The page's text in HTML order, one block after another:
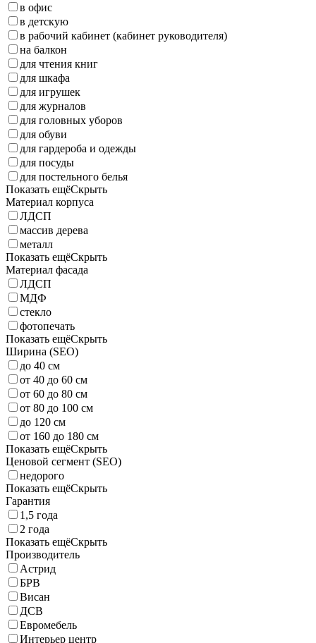
в офис
в детскую
в рабочий кабинет (кабинет руководителя)
на балкон
для чтения книг
для шкафа
для игрушек
для журналов
для головных уборов
для обуви
для гардероба и одежды
для посуды
для постельного белья
Показать ещёСкрыть
Материал корпуса
ЛДСП
массив дерева
металл
Показать ещёСкрыть
Материал фасада
ЛДСП
МДФ
стекло
фотопечать
Показать ещёСкрыть
Ширина (SEO)
до 40 см
от 40 до 60 см
от 60 до 80 см
от 80 до 100 см
до 120 см
от 160 до 180 см
Показать ещёСкрыть
Ценовой сегмент (SEO)
недорого
Показать ещёСкрыть
Гарантия
1,5 года
2 года
Показать ещёСкрыть
Производитель
Астрид
БРВ
Висан
ДСВ
Евромебель
Интерьер центр